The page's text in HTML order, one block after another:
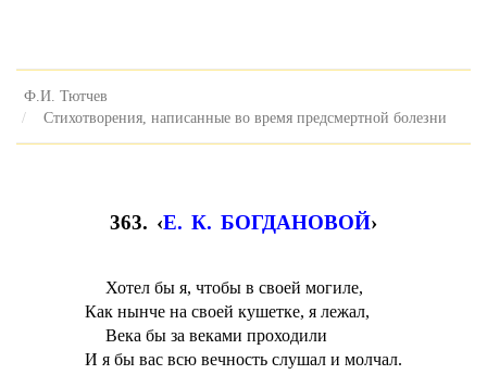
Ф.И. Тютчев
Стихотворения, написанные во время предсмертной болезни
363. ‹Е. К. БОГДАНОВОЙ›
Хотел бы я, чтобы в своей могиле,
Как нынче на своей кушетке, я лежал,
Века бы за веками проходили
И я бы вас всю вечность слушал и молчал.